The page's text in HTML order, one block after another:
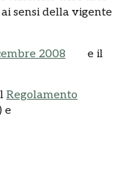
sensi della vigente
2008
e il
Regolamento
e